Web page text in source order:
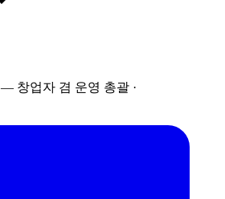
— 창업자 겸 운영 총괄 ·